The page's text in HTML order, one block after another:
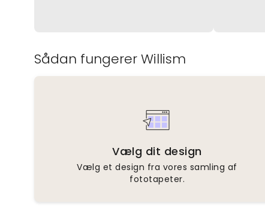
Sådan fungerer Willism
Vælg dit design
Vælg et design fra vores samling af
fototapeter.